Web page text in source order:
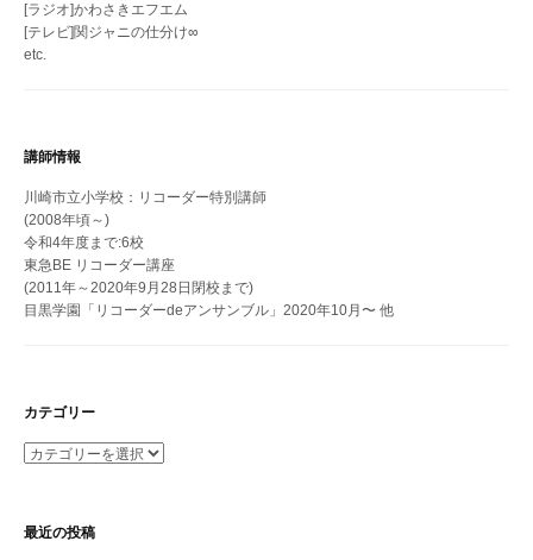
[ラジオ]かわさきエフエム
[テレビ]関ジャニの仕分け∞
etc.
講師情報
川崎市立小学校：リコーダー特別講師
(2008年頃～)
令和4年度まで:6校
東急BE リコーダー講座
(2011年～2020年9月28日閉校まで)
目黒学園「リコーダーdeアンサンブル」2020年10月〜 他
カテゴリー
カ
ー
最近の投稿